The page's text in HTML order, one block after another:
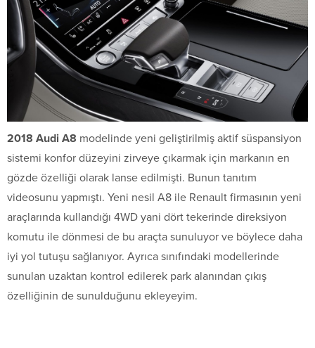
2018 Audi A8 modelinde yeni geliştirilmiş aktif süspansiyon
sistemi konfor düzeyini zirveye çıkarmak için markanın en
gözde özelliği olarak lanse edilmişti. Bunun tanıtım
videosunu yapmıştı. Yeni nesil A8 ile Renault firmasının yeni
araçlarında kullandığı 4WD yani dört tekerinde direksiyon
komutu ile dönmesi de bu araçta sunuluyor ve böylece daha
iyi yol tutuşu sağlanıyor. Ayrıca sınıfındaki modellerinde
sunulan uzaktan kontrol edilerek park alanından çıkış
özelliğinin de sunulduğunu ekleyeyim.